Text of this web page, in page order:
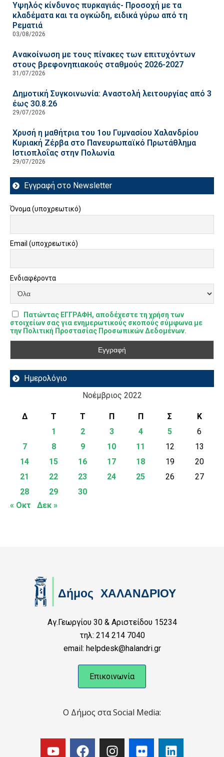
Υψηλός κίνδυνος πυρκαγιάς- Προσοχή με τα
κλαδέματα και τα ογκώδη, ειδικά γύρω από τη
Ρεματιά
03/08/2026
Ανακοίνωση με τους πίνακες των επιτυχόντων
στους βρεφονηπιακούς σταθμούς 2026-2027
31/07/2026
Δημοτική Συγκοινωνία: Αναστολή λειτουργίας από 3
έως 30.8.26
29/07/2026
Χρυσή η μαθήτρια του 1ου Γυμνασίου Χαλανδρίου
Κυριακή Ζέρβα στο Πανευρωπαϊκό Πρωτάθλημα
Ιστιοπλοΐας στην Πολωνία
29/07/2026
Εγγραφή στο Newsletter
Όνομα (υποχρεωτικό)
Email (υποχρεωτικό)
Ενδιαφέροντα
Πατώντας ΕΓΓΡΑΦΗ, αποδέχεστε τη χρήση των
στοιχείων σας για ενημερωτικούς σκοπούς σύμφωνα με
την Πολιτική Προστασίας Προσωπικών Δεδομένων.
Ημερολόγιο
Νοέμβριος 2022
Δ Τ Τ Π Π Σ
Κ
1
2 3 4 5
6
7
8 9 10 11 12
13
14
15 16 17 18 19
20
21
22 23 24 25 26
27
28
29
30
« Οκτ
Δεκ »
Αγ.Γεωργίου 30 & Αριστείδου 15234
τηλ: 214 214 7040
email: helpdesk@halandri.gr
Επικοινωνία
Ο Δήμος στα Social Media: